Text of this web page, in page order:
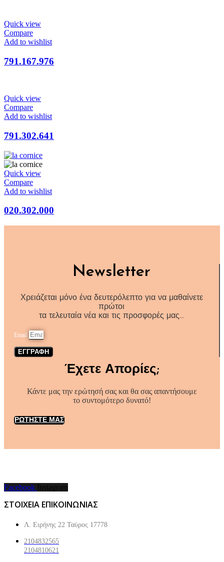
Quick view
Compare
Add to wishlist
791.167.976
Quick view
Compare
Add to wishlist
791.302.641
Quick view
Compare
Add to wishlist
020.302.000
Newsletter
Χρειάζεται μόνο ένα δευτερόλεπτο για να μαθαίνετε
πρώτοι
τα τελευταία νέα και τις προσφορές μας…
Email
ΕΓΓΡΑΦΗ
Έχετε Απορίες;
Κάντε μας την ερώτησή σας και θα σας απαντήσουμε
το συντομότερο δυνατό!
ΡΩΤΗΣΤΕ ΜΑΣ
Facebook Instagram
ΣΤΟΙΧΕΙΑ ΕΠΙΚΟΙΝΩΝΙΑΣ
Λ. Ειρήνης 22 Ταύρος 17778
2104832565
2104810621